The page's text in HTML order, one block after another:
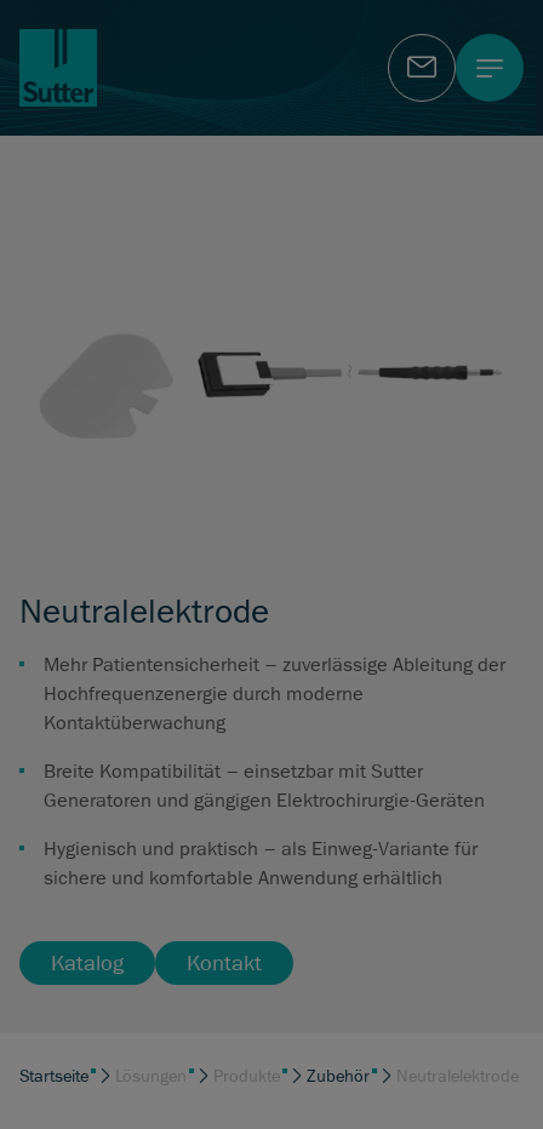
Kontakt
Neutralelektrode
Mehr Patientensicherheit – zuverlässige Ableitung der
Hochfrequenzenergie durch moderne
Kontaktüberwachung
Breite Kompatibilität – einsetzbar mit Sutter
Generatoren und gängigen Elektrochirurgie-Geräten
Hygienisch und praktisch – als Einweg-Variante für
sichere und komfortable Anwendung erhältlich
Katalog Kontakt
Startseite Lösungen Produkte Zubehör Neutralelektrode